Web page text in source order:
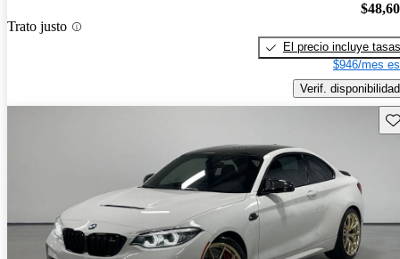
Trato justo
El precio incluye tasas
$946/mes
Verif. disponibilidad